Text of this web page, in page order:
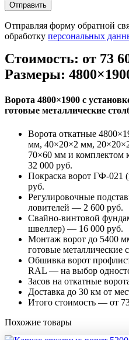
Отправить
Отправляя форму обратной
обработку персональных
Стоимость: от 73
Размеры:
Ворота 4800×1900 с
готовые металлические
Ворота откатные
мм, 40×20×2 мм,
70×60 мм и комплектом
32 000 руб.
Покраска ворот ГФ-021
руб.
Регулировочные
ловителей — 2 600 руб.
Свайно-винтовой
швеллер) — 16 000 руб.
Монтаж ворот до 5400
готовые
Обшивка ворот
RAL — на выбор
Засов на откатные
Доставка до 30 км от
Итого стоимость — от
Похожие товары